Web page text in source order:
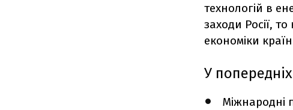
технологій в
заходи Росії,
економіки
У
Міжнародні